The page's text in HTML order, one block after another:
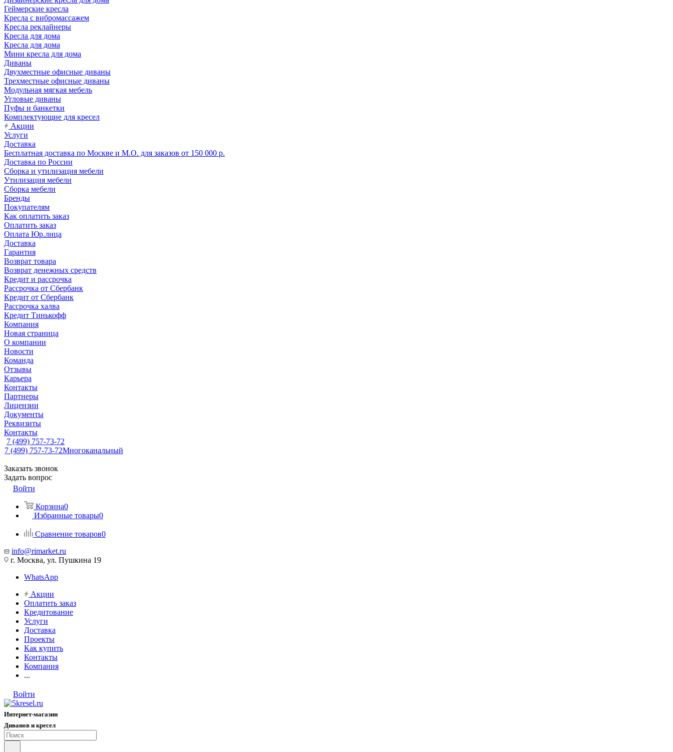
Геймерские кресла
Кресла с вибромассажем
Кресла реклайнеры
Кресла для дома
Кресла для дома
Мини кресла для дома
Диваны
Двухместные офисные диваны
Трехместные офисные диваны
Модульная мягкая мебель
Угловые диваны
Пуфы и банкетки
Комплектующие для кресел
Акции
Услуги
Доставка
Бесплатная доставка по Москве и М.О. для заказов от 150 000 р.
Доставка по России
Сборка и утилизация мебели
Утилизация мебели
Сборка мебели
Бренды
Покупателям
Как оплатить заказ
Оплатить заказ
Оплата Юр.лица
Доставка
Гарантия
Возврат товара
Возврат денежных средств
Кредит и рассрочка
Рассрочка от Сбербанк
Кредит от Сбербанк
Рассрочка халва
Кредит Тинькофф
Компания
Новая страница
О компании
Новости
Команда
Отзывы
Карьера
Контакты
Партнеры
Лицензии
Документы
Реквизиты
Контакты
7 (499) 757-73-72
7 (499) 757-73-72Многоканальный
Заказать звонок
Задать вопрос
Войти
Корзина0
Избранные товары0
Сравнение товаров0
info@rimarket.ru
г. Москва, ул. Пушкина 19
WhatsApp
Акции
Оплатить заказ
Кредитование
Услуги
Доставка
Проекты
Как купить
Контакты
Компания
...
Войти
Интернет-магазин
Диванов и кресел